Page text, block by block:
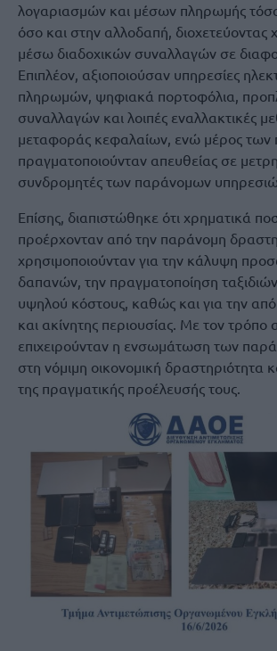
λογαριασμών και μέσων πληρωμής
όσο και στην αλλοδαπή, διοχετεύοντας
μέσω διαδοχικών συναλλαγών σε
Επιπλέον, αξιοποιούσαν υπηρεσίες
πληρωμών, ψηφιακά πορτοφόλια,
συναλλαγών και λοιπές εναλλακτικές
μεταφοράς κεφαλαίων, ενώ μέρος
πραγματοποιούνταν απευθείας σε
συνδρομητές των παράνομων
Επίσης, διαπιστώθηκε ότι χρηματικά
προέρχονταν από την παράνομη
χρησιμοποιούνταν για την κάλυψη
δαπανών, την πραγματοποίηση
υψηλού κόστους, καθώς και για την
και ακίνητης περιουσίας. Με τον τρόπο
επιχειρούνταν η ενσωμάτωση των
στη νόμιμη οικονομική δραστηριότητα
της πραγματικής προέλευσής τους.